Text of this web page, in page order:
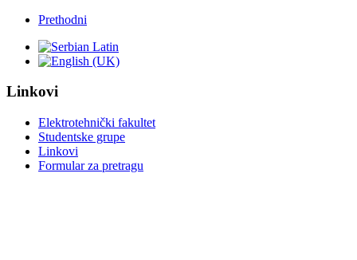
Prethodni
Linkovi
Elektrotehnički fakultet
Studentske grupe
Linkovi
Formular za pretragu